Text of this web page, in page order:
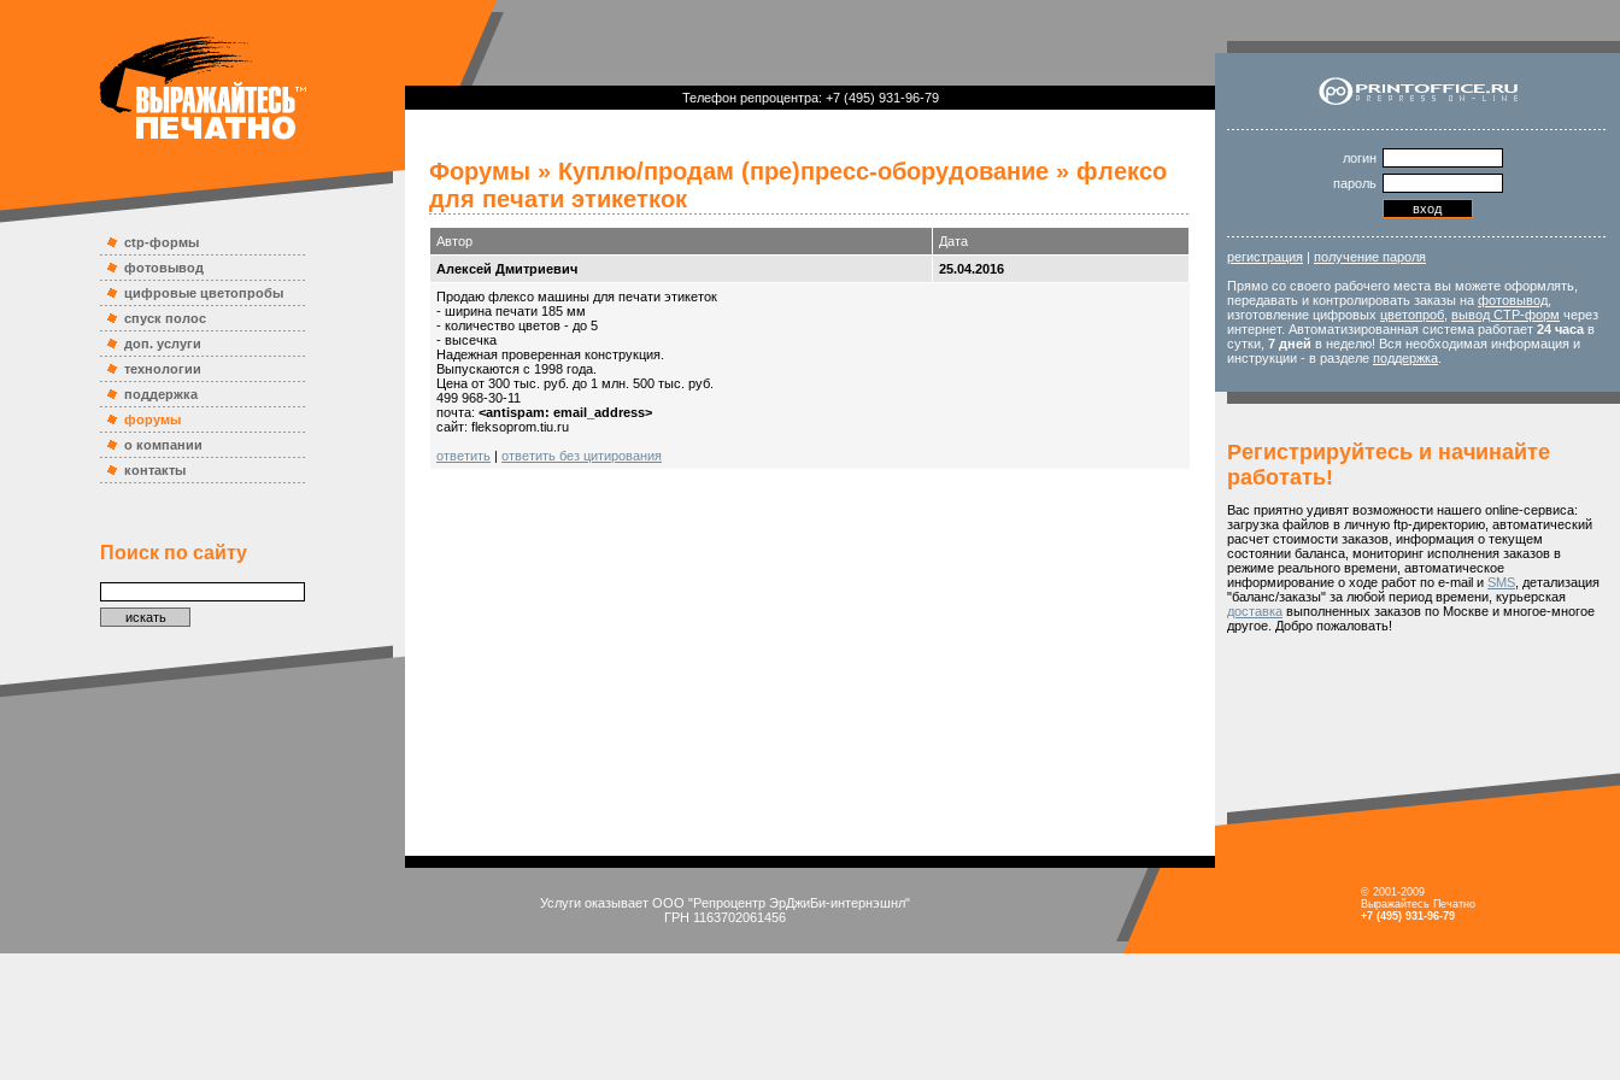
ctp-формы
фотовывод
цифровые цветопробы
спуск полос
доп. услуги
технологии
поддержка
форумы
о компании
контакты
Поиск по сайту
Телефон репроцентра: +7 (495) 931-96-79
Форумы » Куплю/продам (пре)пресс-оборудование » флексо
для печати этикеткок
Автор
Дата
Алексей Дмитриевич
25.04.2016
Продаю флексо машины для печати этикеток
- ширина печати 185 мм
- количество цветов - до 5
- высечка
Надежная проверенная конструкция.
Выпускаются с 1998 года.
Цена от 300 тыс. руб. до 1 млн. 500 тыс. руб.
499 968-30-11
почта: <antispam: email_address>
сайт: fleksoprom.tiu.ru
ответить | ответить без цитирования
логин
пароль
регистрация | получение пароля
Прямо со своего рабочего места вы можете оформлять,
передавать и контролировать заказы на фотовывод
изготовление цифровых цветопроб вывод CTP-форм через
интернет. Автоматизированная система работает 24 часа в
сутки, 7 дней в неделю! Вся необходимая информация и
инструкции - в разделе поддержка
Регистрируйтесь и начинайте
работать!
Вас приятно удивят возможности нашего online-сервиса:
загрузка файлов в личную ftp-директорию, автоматический
расчет стоимости заказов, информация о текущем
состоянии баланса, мониторинг исполнения заказов в
режиме реального времени, автоматическое
информирование о ходе работ по e-mail и SMS , детализация
"баланс/заказы" за любой период времени, курьерская
доставка выполненных заказов по Москве и многое-многое
другое. Добро пожаловать!
Услуги оказывает ООО "Репроцентр ЭрДжиБи-интернэшнл"
ГРН 1163702061456
© 2001-2009
Выражайтесь Печатно
+7 (495) 931-96-79